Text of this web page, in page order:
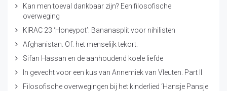
Kan men toeval dankbaar zijn? Een filosofische
overweging
KIRAC 23 ‘Honeypot’: Bananasplit voor nihilisten
Afghanistan. Of: het menselijk tekort.
Sifan Hassan en de aanhoudend koele liefde
In gevecht voor een kus van Annemiek van Vleuten. Part II
Filosofische overwegingen bij het kinderlied ‘Hansje Pansje